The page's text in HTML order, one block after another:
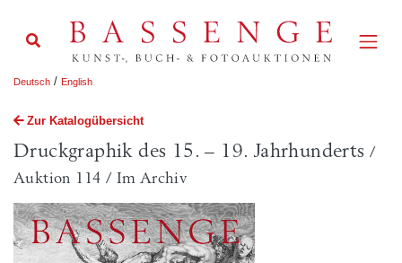
Deutsch / English
Zur Katalogübersicht
Druckgraphik des 15. – 19. Jahrhunderts /
Auktion 114 / Im Archiv